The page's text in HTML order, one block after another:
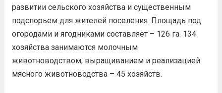
развитии сельского хозяйства и существенным
подспорьем для жителей поселения. Площадь под
огородами и ягодниками составляет – 126 га. 134
хозяйства занимаются молочным
животноводством, выращиванием и реализацией
мясного животноводства – 45 хозяйств.